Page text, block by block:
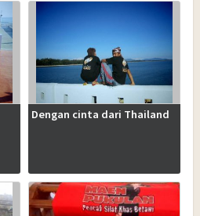
Dengan cinta dari Thailand